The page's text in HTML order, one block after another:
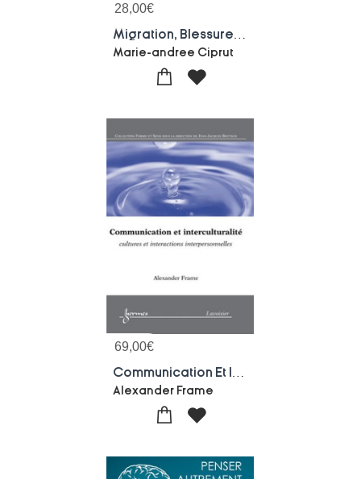
28,00€
Marie-andree Ciprut
69,00€
Alexander Frame